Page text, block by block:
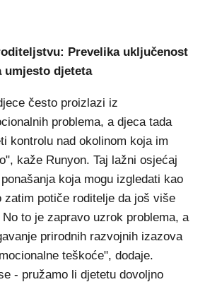
Prevelika uključenost
umjesto djeteta
često proizlazi iz
problema, a djeca tada
kontrolu nad okolinom koja im
kaže Runyon. Taj lažni osjećaj
koja mogu izgledati kao
zatim potiče roditelje da još više
to je zapravo uzrok problema, a
prirodnih razvojnih izazova
teškoće", dodaje.
- pružamo li djetetu dovoljno